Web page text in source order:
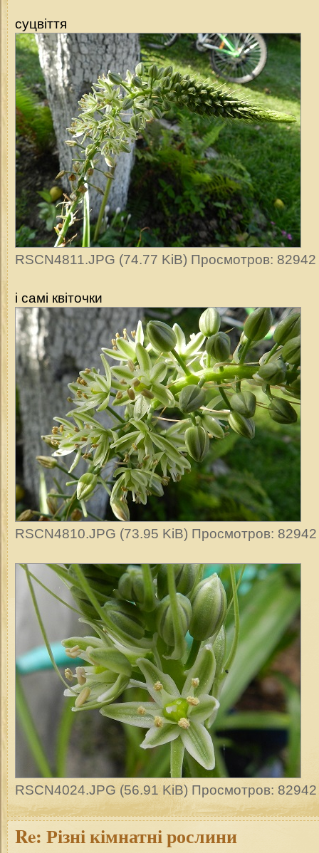
суцвіття
RSCN4811.JPG (74.77 KiB) Просмотров: 82942
і самі квіточки
RSCN4810.JPG (73.95 KiB) Просмотров: 82942
RSCN4024.JPG (56.91 KiB) Просмотров: 82942
Re: Різні кімнатні рослини